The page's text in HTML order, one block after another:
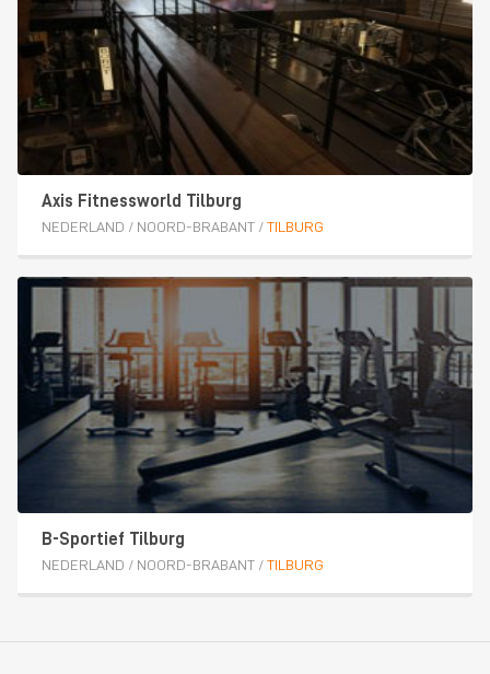
Axis Fitnessworld Tilburg
NEDERLAND / NOORD-BRABANT/ TILBURG
B-Sportief Tilburg
NEDERLAND / NOORD-BRABANT/ TILBURG